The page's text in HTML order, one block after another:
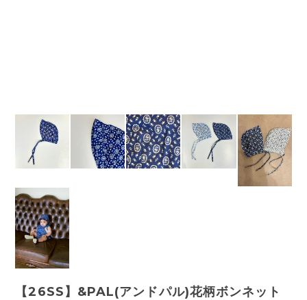
【26SS】&PAL(アンドパル)花柄ボンネット